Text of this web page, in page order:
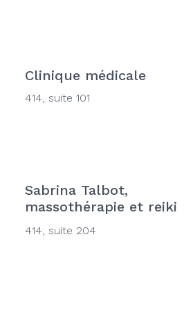
Clinique médicale
414, suite 101
Sabrina Talbot,
massothérapie et reiki
414, suite 204